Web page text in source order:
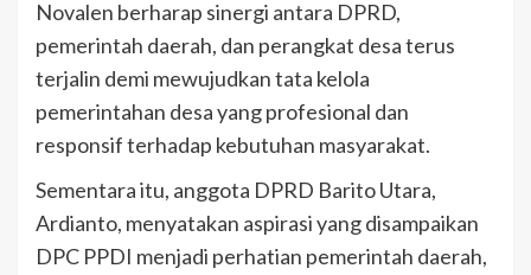
Novalen berharap sinergi antara DPRD,
pemerintah daerah, dan perangkat desa terus
terjalin demi mewujudkan tata kelola
pemerintahan desa yang profesional dan
responsif terhadap kebutuhan masyarakat.
Sementara itu, anggota DPRD Barito Utara,
Ardianto, menyatakan aspirasi yang disampaikan
DPC PPDI menjadi perhatian pemerintah daerah,